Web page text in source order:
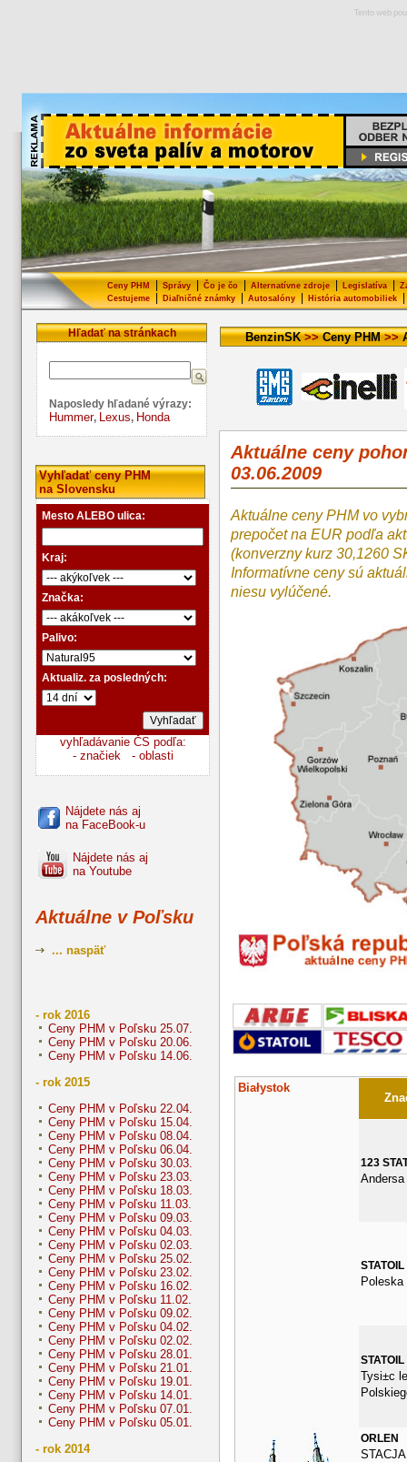
Tento web
Ceny PHM Správy Čo je čo Alternatívne zdroje Legislatíva
Cestujeme| Diaľničné známky| Autosalóny| História automobiliek|
Hľadať na stránkach
Naposledy hľadané výrazy:
Hummer, Lexus, Honda
Vyhľadať ceny PHM
na Slovensku
Mesto ALEBO ulica:
Kraj:
Značka:
Palivo:
Aktualiz. za posledných:
vyhľadávanie ČS podľa:
- značiek
- oblasti
Nájdete nás aj
na FaceBook-u
Nájdete nás aj
na Youtube
Aktuálne v Poľsku
... naspäť
- rok 2016
Ceny PHM v Poľsku 25.07.
Ceny PHM v Poľsku 20.06.
Ceny PHM v Poľsku 14.06.
- rok 2015
Ceny PHM v Poľsku 22.04.
Ceny PHM v Poľsku 15.04.
Ceny PHM v Poľsku 08.04.
Ceny PHM v Poľsku 06.04.
Ceny PHM v Poľsku 30.03.
Ceny PHM v Poľsku 23.03.
Ceny PHM v Poľsku 18.03.
Ceny PHM v Poľsku 11.03.
Ceny PHM v Poľsku 09.03.
Ceny PHM v Poľsku 04.03.
Ceny PHM v Poľsku 02.03.
Ceny PHM v Poľsku 25.02.
Ceny PHM v Poľsku 23.02.
Ceny PHM v Poľsku 16.02.
Ceny PHM v Poľsku 11.02.
Ceny PHM v Poľsku 09.02.
Ceny PHM v Poľsku 04.02.
Ceny PHM v Poľsku 02.02.
Ceny PHM v Poľsku 28.01.
Ceny PHM v Poľsku 21.01.
Ceny PHM v Poľsku 19.01.
Ceny PHM v Poľsku 14.01.
Ceny PHM v Poľsku 07.01.
Ceny PHM v Poľsku 05.01.
- rok 2014
BenzinSK>>Ceny PHM>>
Aktuálne ceny
03.06.2009
Aktuálne ceny PHM vo
prepočet na EUR podľa
(konverzny kurz 30,1260
Informatívne ceny sú
niesu vylúčené.
Białystok
123
Andersa
STATOIL
Poleska
STATOIL
Tysi±c
ORLEN